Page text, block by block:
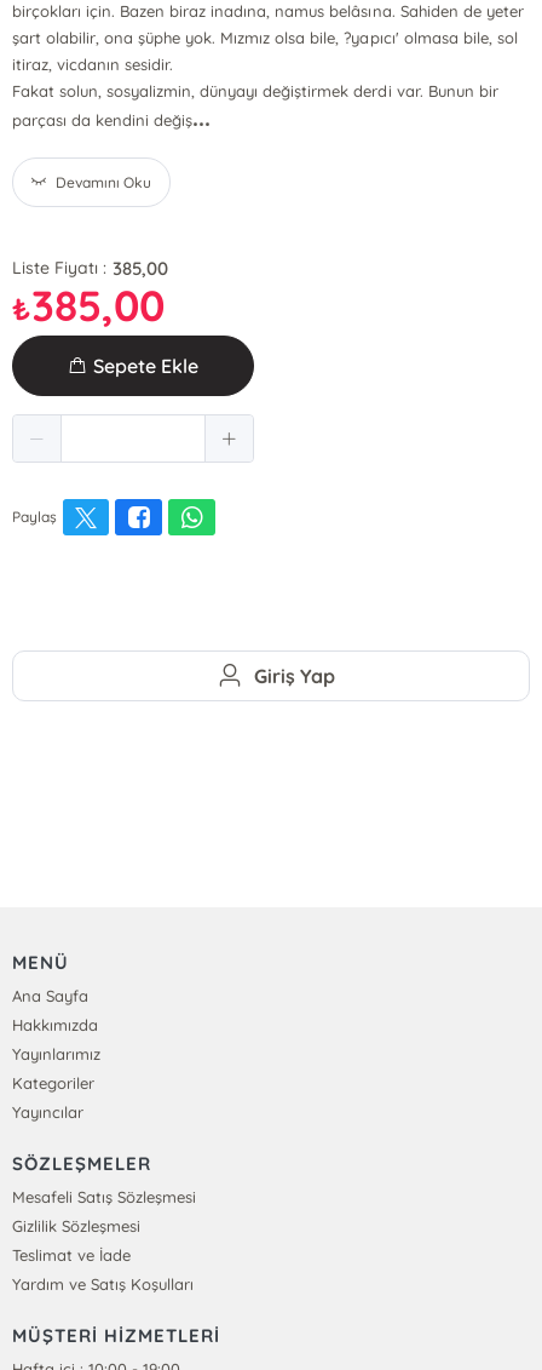
birçokları için. Bazen biraz inadına, namus belâsına. Sahiden de yeter
şart olabilir, ona şüphe yok. Mızmız olsa bile, ?yapıcı' olmasa bile, sol
itiraz, vicdanın sesidir.
Fakat solun, sosyalizmin, dünyayı değiştirmek derdi var. Bunun bir
parçası da kendini değiş...
Devamını Oku
Liste Fiyatı : 385,00
₺385,00
Sepete Ekle
Paylaş
Giriş Yap
MENÜ
Ana Sayfa
Hakkımızda
Yayınlarımız
Kategoriler
Yayıncılar
SÖZLEŞMELER
Mesafeli Satış Sözleşmesi
Gizlilik Sözleşmesi
Teslimat ve İade
Yardım ve Satış Koşulları
MÜŞTERİ HİZMETLERİ